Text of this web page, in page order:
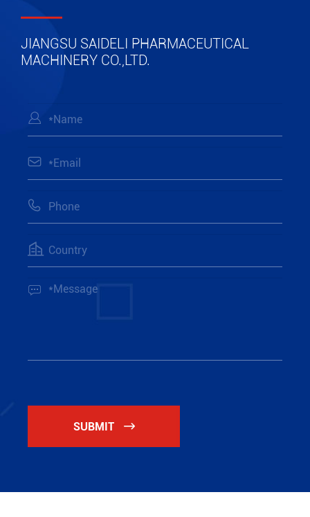
JIANGSU SAIDELI PHARMACEUTICAL
MACHINERY CO.,LTD.





SUBMIT 